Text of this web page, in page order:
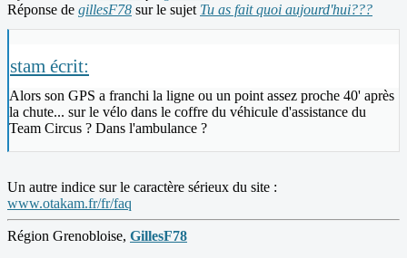
Réponse de gillesF78 sur le sujet Tu as fait quoi aujourd'hui???
stam écrit:
Alors son GPS a franchi la ligne ou un point assez proche 40' après
la chute... sur le vélo dans le coffre du véhicule d'assistance du
Team Circus ? Dans l'ambulance ?
Un autre indice sur le caractère sérieux du site :
www.otakam.fr/fr/faq
Région Grenobloise, GillesF78